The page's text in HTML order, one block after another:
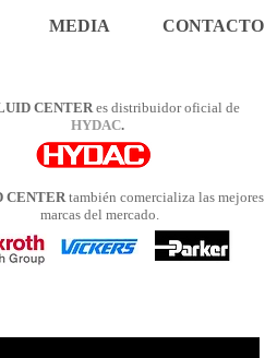
MEDIA CONTACTO
CENTERes distribuidor oficial de
HYDAC.
CENTERtambién comercializa las mejores
marcas del mercado.